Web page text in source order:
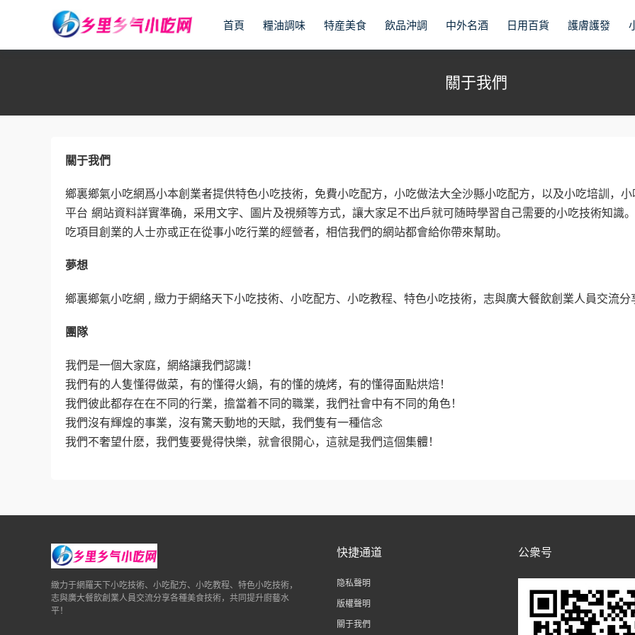
首頁 糧油調味 特産美食 飲品沖調 中外名酒 日用百貨 護膚護發
關于我們
關于我們
鄉裏鄉氣小吃網爲小本創業者提供特色小吃技術，免費小吃配方，小吃做法大全沙縣小吃配方，以及小吃培訓，
平台 網站資料詳實準确，采用文字、圖片及視頻等方式，讓大家足不出戶就可随時學習自己需要的小吃技術知識
吃項目創業的人士亦或正在從事小吃行業的經營者，相信我們的網站都會給你帶來幫助。
夢想
鄉裏鄉氣小吃網 , 緻力于網絡天下小吃技術、小吃配方、小吃教程、特色小吃技術，志與廣大餐飲創業人員交流
團隊
我們是一個大家庭，網絡讓我們認識！
我們有的人隻懂得做菜，有的懂得火鍋，有的懂的燒烤，有的懂得面點烘焙！
我們彼此都存在在不同的行業，擔當着不同的職業，我們社會中有不同的角色！
我們沒有輝煌的事業，沒有驚天動地的天賦，我們隻有一種信念
我們不奢望什麽，我們隻要覺得快樂，就會很開心，這就是我們這個集體！
緻力于網羅天下小吃技術、小吃配方、小吃教程、特色小吃技術，
志與廣大餐飲創業人員交流分享各種美食技術，共同提升廚藝水
平！
快捷通道
隐私聲明
版權聲明
關于我們
公衆号